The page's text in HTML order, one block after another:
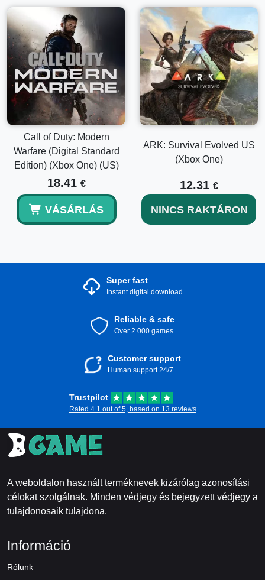
Call of Duty: Modern
Warfare (Digital Standard
Edition) (Xbox One) (US)
18.41 €
VÁSÁRLÁS
ARK: Survival Evolved US
(Xbox One)
12.31 €
NINCS RAKTÁRON
Super fast
Instant digital download
Reliable & safe
Over 2.000 games
Customer support
Human support 24/7
Trustpilot
Rated 4.1 out of 5, based on 13 reviews
A weboldalon használt terméknevek kizárólag azonosítási
célokat szolgálnak. Minden védjegy és bejegyzett védjegy a
tulajdonosaik tulajdona.
Információ
Rólunk